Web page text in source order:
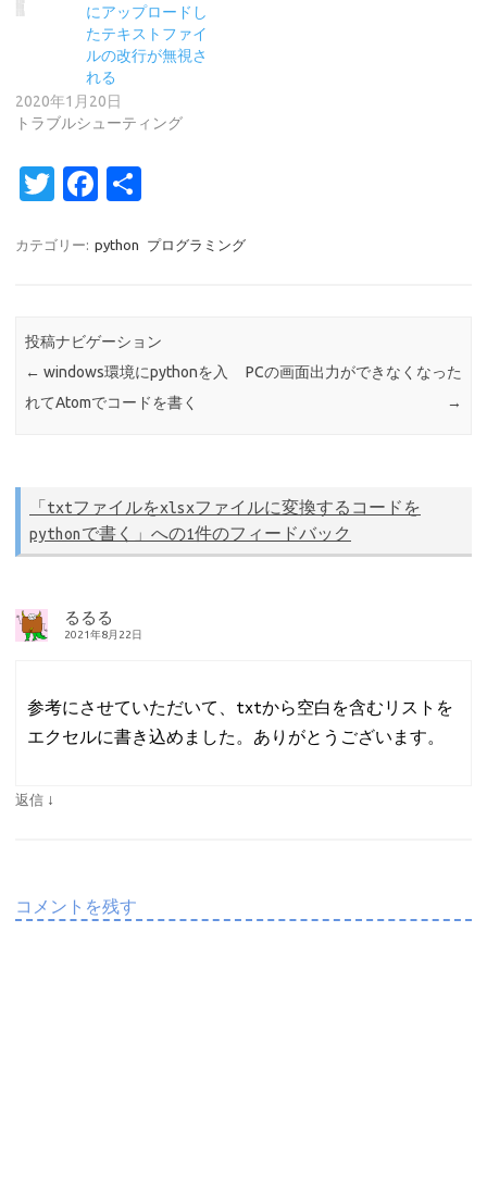
にアップロードし
たテキストファイ
ルの改行が無視さ
れる
2020年1月20日
トラブルシューティング
T
it
Fa
e
o
k
カテゴリー: python プログラミング
投稿ナビゲーション
← windows環境にpythonを入
れてAtomでコードを書く
PCの画面出力ができなくなった
→
「 txtファイルをxlsxファイルに変換するコードを
pythonで書く
」への1件のフィードバック
るるる
2021年8月22日
参考にさせていただいて、txtから空白を含むリストを
エクセルに書き込めました。ありがとうございます。
返信 ↓
コメントを残す